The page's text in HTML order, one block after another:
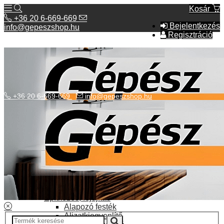
Kosár
Bejelentkezés
Regisztráció
+36 20 6-669-669
info@gepeszshop.hu
Kategóriák menü
Bolhapiac
Elektromos fűtés
Építkezés, fejújítás
Alapozó festék
Aljzatkiegyenlítő
+36 20 6-669-669 info@gepeszshop.hu